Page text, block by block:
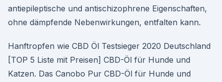
antiepileptische und antischizophrene Eigenschaften,
ohne dämpfende Nebenwirkungen, entfalten kann.
Hanftropfen wie CBD Öl Testsieger 2020 Deutschland
[TOP 5 Liste mit Preisen] CBD-Öl für Hunde und
Katzen. Das Canobo Pur CBD-Öl für Hunde und